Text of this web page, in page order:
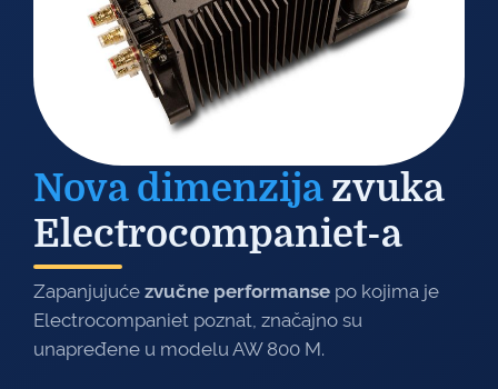
Nova dimenzijazvuka
Electrocompaniet-a
Zapanjujuće zvučne performanse po kojima je
Electrocompaniet poznat, značajno su
unapređene u modelu AW 800 M.